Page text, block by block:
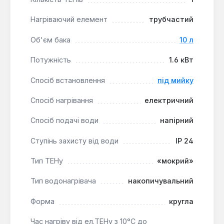
гарячої води для однієї точки споживання. Він
підходить для користувачів, які цінують
довговічність обладнання.
Нагріваючий елемент трубчастий
Об'єм бака 10 л
Потужність 1.6 кВт
Спосіб встановлення під мийку
Спосіб нагрівання електричний
Спосіб подачі води напірний
Ступінь захисту від води IP 24
Тип ТЕНу «мокрий»
Тип водонагрівача накопичувальний
Форма кругла
Час нагріву від ел.ТЕНу з 10°С до